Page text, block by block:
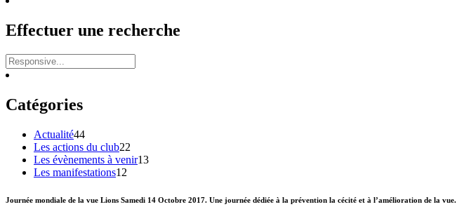
Effectuer une recherche
Catégories
Actualité44
Les actions du club22
Les évènements à venir13
Les manifestations12
Journée mondiale de la vue Lions Samedi 14 Octobre 2017. Une journée dédiée à la prévention la cécité et à l’amélioration de la vue.